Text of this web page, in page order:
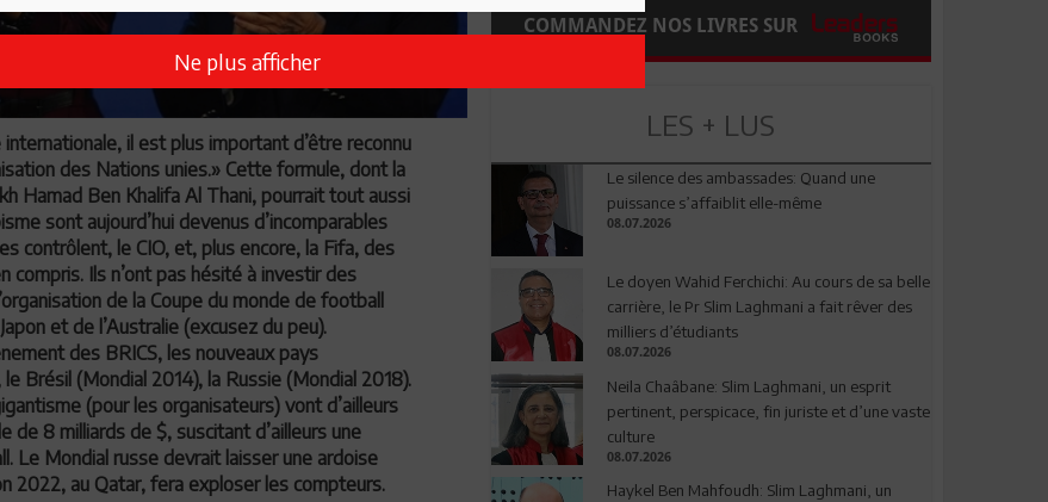
il est plus important d’être reconnu
des Nations unies.» Cette formule, dont la
Hamad Ben Khalifa Al Thani, pourrait tout aussi
sont aujourd’hui devenus d’incomparables
contrôlent, le CIO, et, plus encore, la Fifa, des
compris. Ils n’ont pas hésité à investir des
de la Coupe du monde de football
et de l’Australie (excusez du peu).
des BRICS, les nouveaux pays
Brésil (Mondial 2014), la Russie (Mondial 2018).
(pour les organisateurs) vont d’ailleurs
de 8 milliards de $, suscitant d’ailleurs une
Le Mondial russe devrait laisser une ardoise
2022, au Qatar, fera exploser les compteurs.
COMMANDEZ NOS LIVRES SUR
LES + LUS
Le silence des ambassades: Quand une
puissance s’affaiblit elle-même
08.07.2026
Le doyen Wahid Ferchichi: Au cours de sa belle
carrière, le Pr Slim Laghmani a fait rêver des
milliers d’étudiants
08.07.2026
Neila Chaâbane: Slim Laghmani, un esprit
pertinent, perspicace, fin juriste et d’une vaste
culture
08.07.2026
Haykel Ben Mahfoudh: Slim Laghmani, un
Ne plus afficher